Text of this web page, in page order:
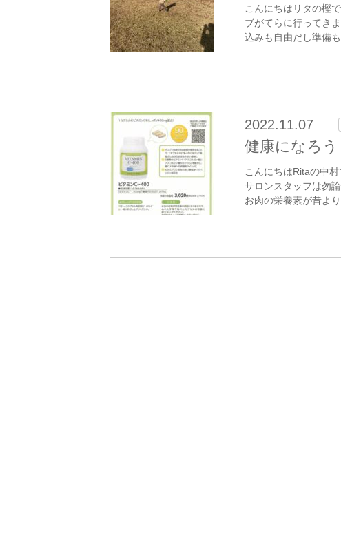
こんにちはリタの樫
ブがてらに行ってき
込みも自由だし準備
2022.11.07
健康になろう
こんにちはRitaの中
サロンスタッフは勿
お肉の栄養素が昔よ